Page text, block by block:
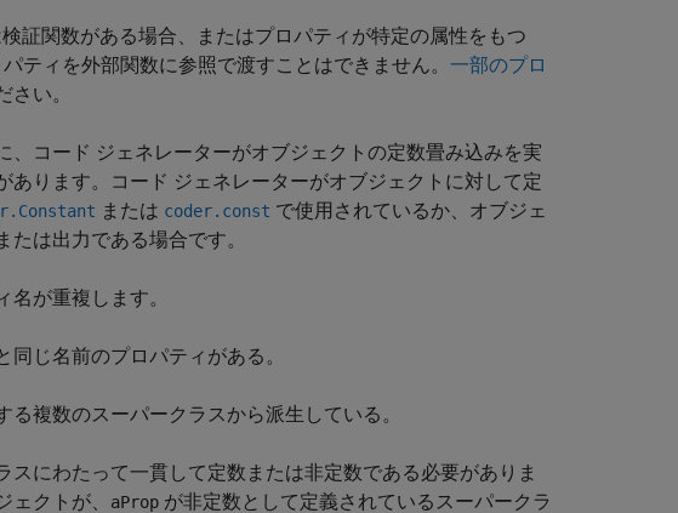
証関数がある場合、またはプロパティが特定の属性をもつ
ティを外部関数に参照で渡すことはできません。 一部のプロ
さい。
コード ジェネレーターがオブジェクトの定数畳み込みを実
ります。コード ジェネレーターがオブジェクトに対して定
または coder.const で使用されているか、オブジェ
は出力である場合です。
が重複します。
じ名前のプロパティがある。
複数のスーパークラスから派生している。
にわたって一貫して定数または非定数である必要がありま
ェクトが、 aProp が非定数として定義されているスーパークラ